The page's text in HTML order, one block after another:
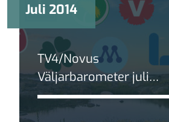
Juli 2014
TV4/Novus
Väljarbarometer juli
2014: Gapet mellan
blocken minskar